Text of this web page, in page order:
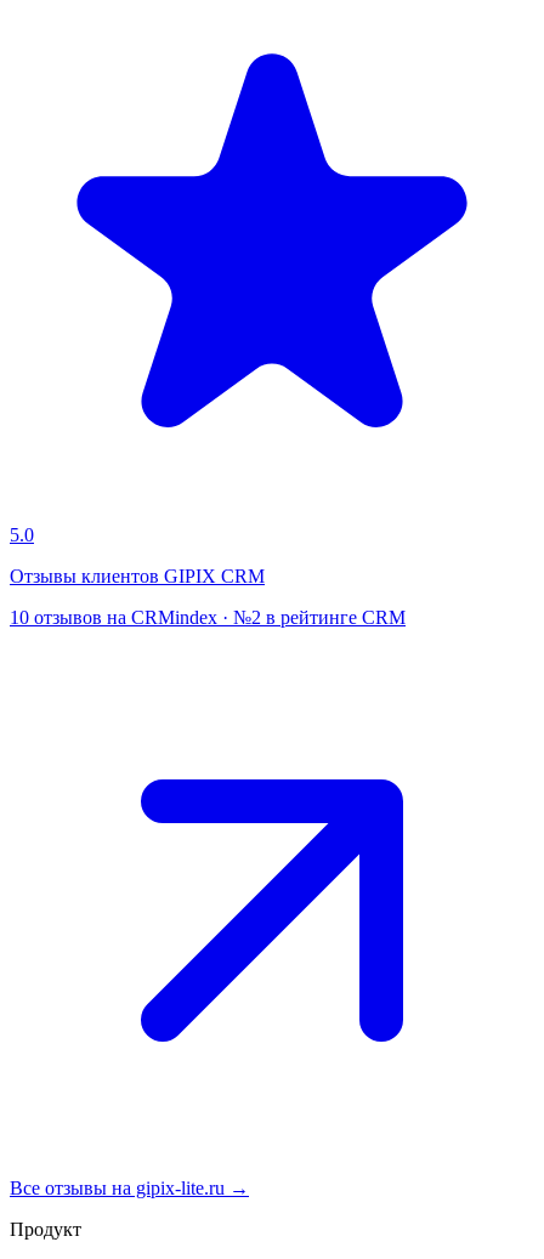
5.0
Отзывы клиентов GIPIX CRM
10 отзывов на CRMindex · №2 в рейтинге CRM
Все отзывы на gipix-lite.ru →
Продукт